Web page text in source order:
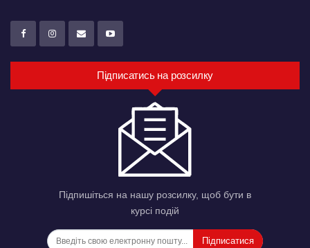
Підписатись на розсилку
Підпишіться на нашу розсилку, щоб бути в
курсі подій
Підписатися